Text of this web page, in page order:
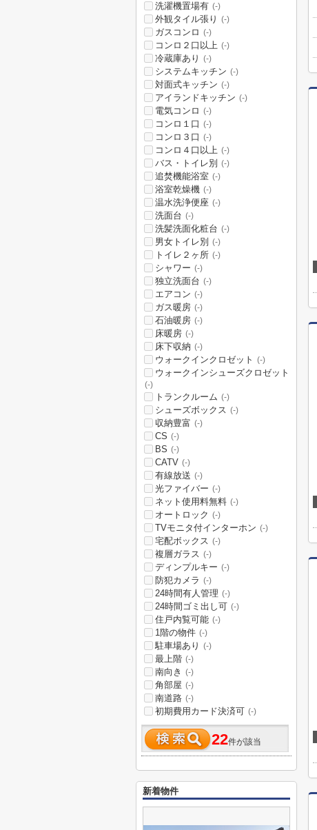
洗濯機置場有 (-)
外観タイル張り (-)
ガスコンロ (-)
コンロ２口以上 (-)
冷蔵庫あり (-)
システムキッチン (-)
対面式キッチン (-)
アイランドキッチン (-)
電気コンロ (-)
コンロ１口 (-)
コンロ３口 (-)
コンロ４口以上 (-)
バス・トイレ別 (-)
追焚機能浴室 (-)
浴室乾燥機 (-)
温水洗浄便座 (-)
洗面台 (-)
洗髪洗面化粧台 (-)
男女トイレ別 (-)
トイレ２ヶ所 (-)
シャワー (-)
独立洗面台 (-)
エアコン (-)
ガス暖房 (-)
石油暖房 (-)
床暖房 (-)
床下収納 (-)
ウォークインクロゼット (-)
ウォークインシューズクロゼット
(-)
トランクルーム (-)
シューズボックス (-)
収納豊富 (-)
CS (-)
BS (-)
CATV (-)
有線放送 (-)
光ファイバー (-)
ネット使用料無料 (-)
オートロック (-)
TVモニタ付インターホン (-)
宅配ボックス (-)
複層ガラス (-)
ディンプルキー (-)
防犯カメラ (-)
24時間有人管理 (-)
24時間ゴミ出し可 (-)
住戸内覧可能 (-)
1階の物件 (-)
駐車場あり (-)
最上階 (-)
南向き (-)
角部屋 (-)
南道路 (-)
初期費用カード決済可 (-)
22件が該当
新着物件